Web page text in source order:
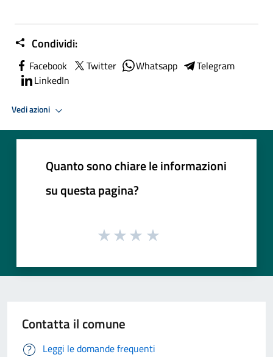
Condividi:
Facebook Twitter Whatsapp
Telegram
LinkedIn
Vedi azioni
Quanto sono chiare le informazioni
su questa pagina?
Contatta il comune
Leggi le domande frequenti